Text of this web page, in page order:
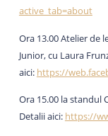
active_tab=about
Ora 13.00 Atelier de
Junior, cu Laura
aici: https://
Ora 15.00 la standul
Detalii aici: https://